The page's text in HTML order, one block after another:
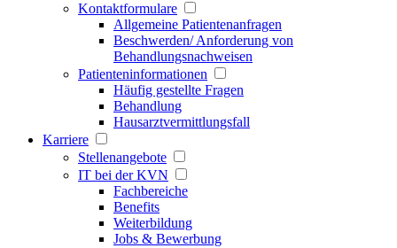
Kontaktformulare
Allgemeine Patientenanfragen
Beschwerden/ Anforderung von
Behandlungsnachweisen
Patienteninformationen
Häufig gestellte Fragen
Behandlung
Hausarztvermittlungsfall
Karriere
Stellenangebote
IT bei der KVN
Fachbereiche
Benefits
Weiterbildung
Jobs & Bewerbung